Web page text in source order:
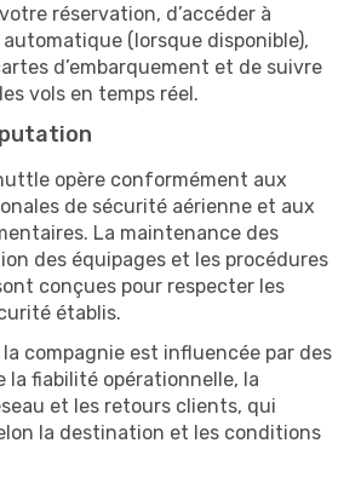
réservation, d’accéder à
(lorsque disponible),
d’embarquement et de suivre
vols en temps réel.
opère conformément aux
de sécurité aérienne et aux
La maintenance des
des équipages et les procédures
conçues pour respecter les
établis.
compagnie est influencée par des
fiabilité opérationnelle, la
et les retours clients, qui
la destination et les conditions